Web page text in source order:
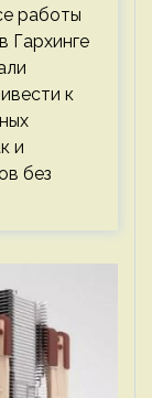
работы
Гархинге
к
и
без